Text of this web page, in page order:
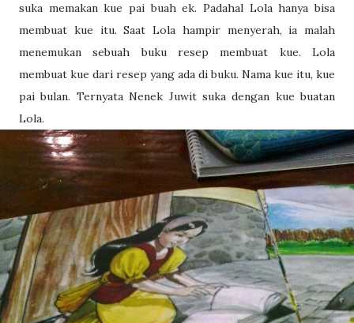
suka memakan kue pai buah ek. Padahal Lola hanya bisa
membuat kue itu. Saat Lola hampir menyerah, ia malah
menemukan sebuah buku resep membuat kue. Lola
membuat kue dari resep yang ada di buku. Nama kue itu, kue
pai bulan. Ternyata Nenek Juwit suka dengan kue buatan
Lola.